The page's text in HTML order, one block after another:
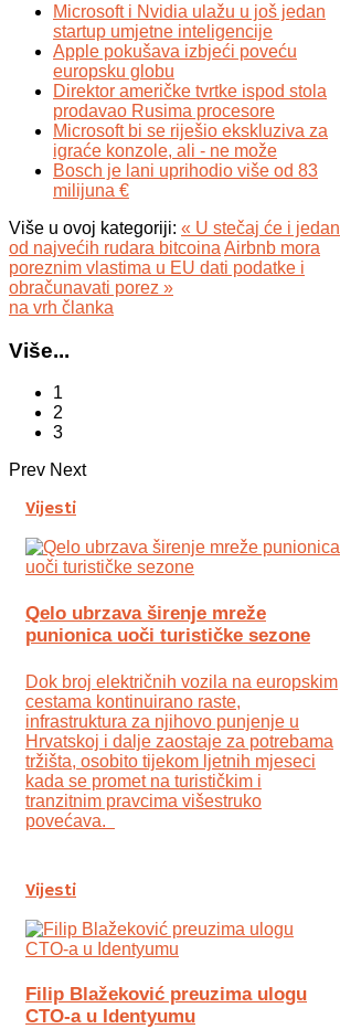
Microsoft i Nvidia ulažu u još jedan
startup umjetne inteligencije
Apple pokušava izbjeći poveću
europsku globu
Direktor američke tvrtke ispod stola
prodavao Rusima procesore
Microsoft bi se riješio ekskluziva za
igraće konzole, ali - ne može
Bosch je lani uprihodio više od 83
milijuna €
Više u ovoj kategoriji: « U stečaj će i jedan
od najvećih rudara bitcoina Airbnb mora
poreznim vlastima u EU dati podatke i
obračunavati porez »
na vrh članka
Više...
1
2
3
Prev Next
Vijesti
Qelo ubrzava širenje mreže
punionica uoči turističke sezone
Dok broj električnih vozila na europskim
cestama kontinuirano raste,
infrastruktura za njihovo punjenje u
Hrvatskoj i dalje zaostaje za potrebama
tržišta, osobito tijekom ljetnih mjeseci
kada se promet na turističkim i
tranzitnim pravcima višestruko
povećava.
Vijesti
Filip Blažeković preuzima ulogu
CTO-a u Identyumu